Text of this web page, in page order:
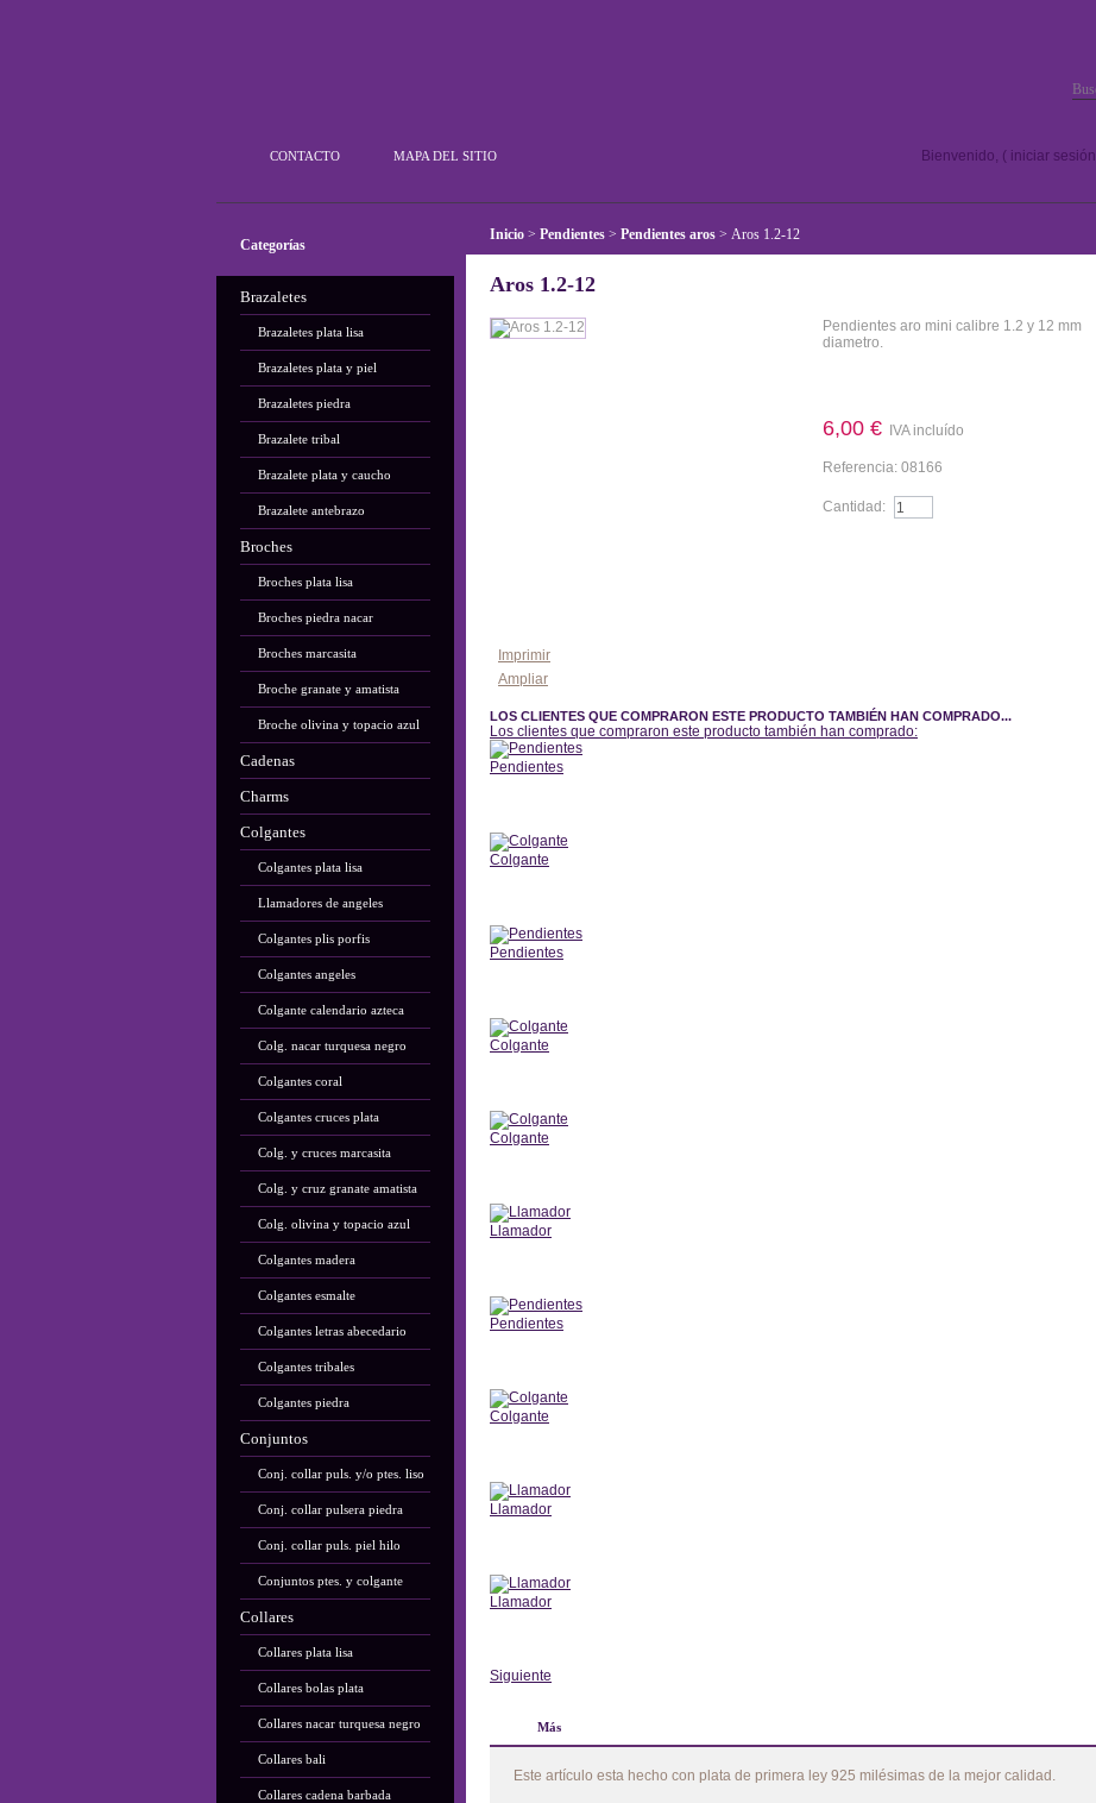
CONTACTO MAPA DEL SITIO Bienvenido, ( iniciar sesión
Categorías
Brazaletes
Brazaletes plata lisa
Brazaletes plata y piel
Brazaletes piedra
Brazalete tribal
Brazalete plata y caucho
Brazalete antebrazo
Broches
Broches plata lisa
Broches piedra nacar
Broches marcasita
Broche granate y amatista
Broche olivina y topacio azul
Cadenas
Charms
Colgantes
Colgantes plata lisa
Llamadores de angeles
Colgantes plis porfis
Colgantes angeles
Colgante calendario azteca
Colg. nacar turquesa negro
Colgantes coral
Colgantes cruces plata
Colg. y cruces marcasita
Colg. y cruz granate amatista
Colg. olivina y topacio azul
Colgantes madera
Colgantes esmalte
Colgantes letras abecedario
Colgantes tribales
Colgantes piedra
Conjuntos
Conj. collar puls. y/o ptes. liso
Conj. collar pulsera piedra
Conj. collar puls. piel hilo
Conjuntos ptes. y colgante
Collares
Collares plata lisa
Collares bolas plata
Collares nacar turquesa negro
Collares bali
Collares cadena barbada
Inicio > Pendientes > Pendientes aros > Aros 1.2-12
Aros 1.2-12
Imprimir
Ampliar
Pendientes aro mini calibre 1.2 y 12 mm
diametro.
6,00 € IVA incluído
Referencia: 08166
Cantidad:
LOS CLIENTES QUE COMPRARON ESTE PRODUCTO TAMBIÉN HAN COMPRADO...
Los clientes que compraron este producto también han comprado:
Pendientes
Colgante
Pendientes
Colgante
Colgante
Llamador
Pendientes
Colgante
Llamador
Llamador
Siguiente
Más
Este artículo esta hecho con plata de primera ley 925 milésimas de la mejor calidad.